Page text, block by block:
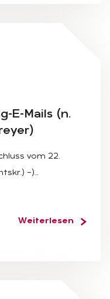
E-Mails (n.
vom 22.
–)…
Weiterlesen